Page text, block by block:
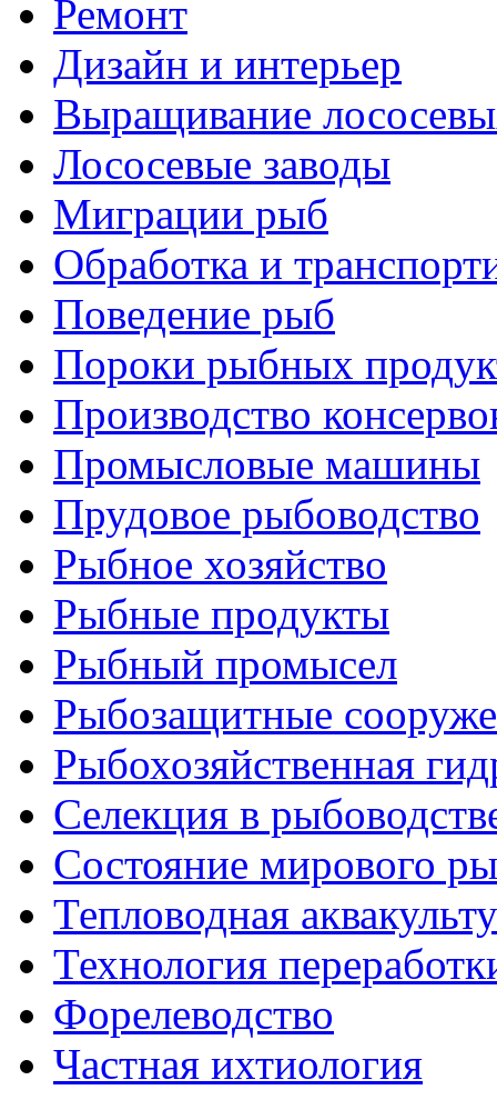
Ремонт
Дизайн и интерьер
Выращивание
Лососевые заводы
Миграции рыб
Обработка и
Поведение рыб
Пороки рыбных
Производство
Промысловые машины
Прудовое рыбоводство
Рыбное хозяйство
Рыбные продукты
Рыбный промысел
Рыбозащитные
Рыбохозяйственная
Селекция в
Состояние мирового
Тепловодная
Технология
Форелеводство
Частная ихтиология